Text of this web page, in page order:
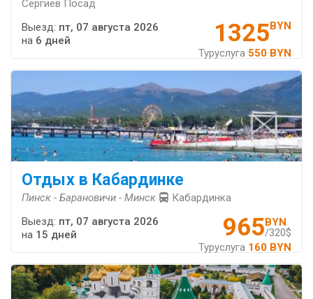
Сергиев Посад
1325BYN
Туруслуга 550 BYN
Выезд: пт, 07 августа 2026
на 6 дней
Отдых в Кабардинке
Пинск - Барановичи - Минск Кабардинка
965BYN
/320$
Туруслуга 160 BYN
Выезд: пт, 07 августа 2026
на 15 дней